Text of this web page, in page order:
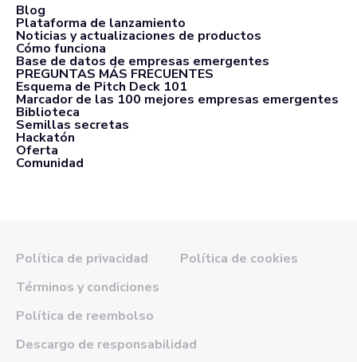
Blog
Plataforma de lanzamiento
Noticias y actualizaciones de productos
Cómo funciona
Base de datos de empresas emergentes
PREGUNTAS MÁS FRECUENTES
Esquema de Pitch Deck 101
Marcador de las 100 mejores empresas emergentes
Biblioteca
Semillas secretas
Hackatón
Oferta
Comunidad
Política de privacidad
Política de cookies
Términos y condiciones
Política de reembolso
Descargo de responsabilidad